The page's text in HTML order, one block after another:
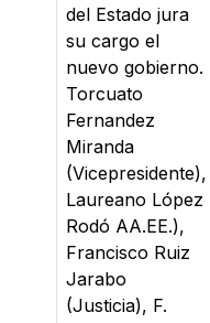
del Estado jura
su cargo el
nuevo gobierno.
Torcuato
Fernandez
Miranda
(Vicepresidente),
Laureano López
Rodó AA.EE.),
Francisco Ruiz
Jarabo
(Justicia), F.